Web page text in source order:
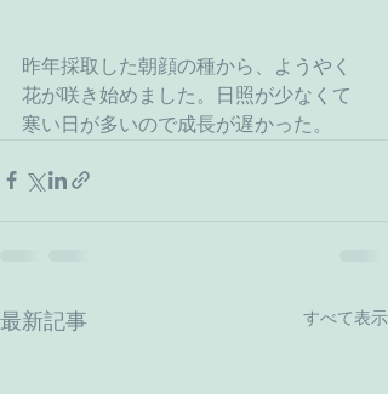
昨年採取した朝顔の種から、ようやく
花が咲き始めました。日照が少なくて
寒い日が多いので成長が遅かった。
最新記事 すべて表示